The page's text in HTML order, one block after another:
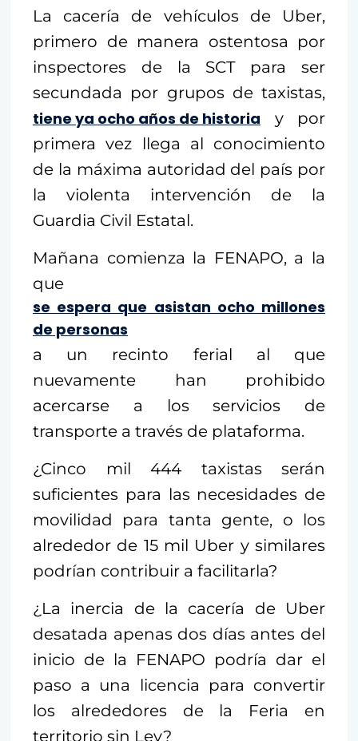
La cacería de vehículos de Uber,
primero de manera ostentosa por
inspectores de la SCT para ser
secundada por grupos de taxistas,
tiene ya ocho años de historia y por
primera vez llega al conocimiento
de la máxima autoridad del país por
la violenta intervención de la
Guardia Civil Estatal.
Mañana comienza la FENAPO, a la
que
se espera que asistan ocho millones
de personas
a un recinto ferial al que
nuevamente han prohibido
acercarse a los servicios de
transporte a través de plataforma.
¿Cinco mil 444 taxistas serán
suficientes para las necesidades de
movilidad para tanta gente, o los
alrededor de 15 mil Uber y similares
podrían contribuir a facilitarla?
¿La inercia de la cacería de Uber
desatada apenas dos días antes del
inicio de la FENAPO podría dar el
paso a una licencia para convertir
los alrededores de la Feria en
territorio sin Ley?